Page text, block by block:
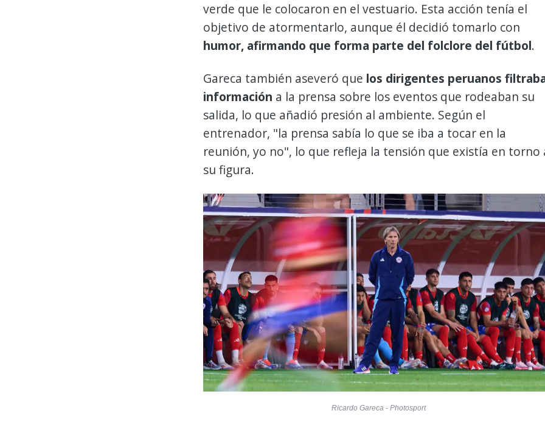
verde que le colocaron en el vestuario. Esta acción tenía el
objetivo de atormentarlo, aunque él decidió tomarlo con
humor, afirmando que forma parte del folclore del fútbol.
Gareca también aseveró que los dirigentes peruanos
información a la prensa sobre los eventos que rodeaban su
salida, lo que añadió presión al ambiente. Según el
entrenador, "la prensa sabía lo que se iba a tocar en la
reunión, yo no", lo que refleja la tensión que existía en torno
su figura.
Ricardo Gareca - Photosport